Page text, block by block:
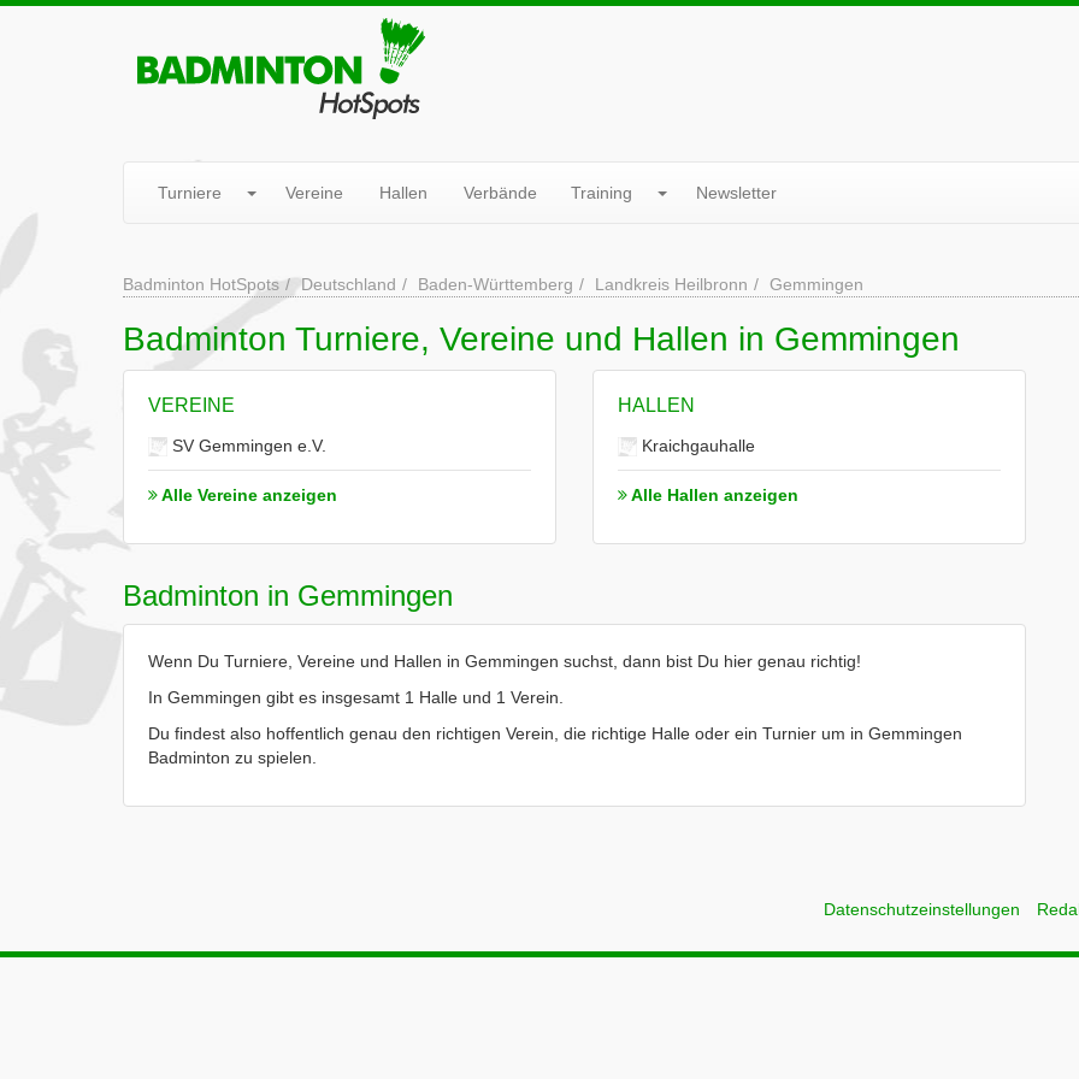
Turniere Vereine Hallen Verbände Training Newsletter
Badminton HotSpots Deutschland Baden-Württemberg Landkreis Heilbronn Gemmingen
Badminton Turniere, Vereine und Hallen in Gemmingen
VEREINE
SV Gemmingen e.V.
Alle Vereine anzeigen
HALLEN
Kraichgauhalle
Alle Hallen anzeigen
Badminton in Gemmingen
Wenn Du Turniere, Vereine und Hallen in Gemmingen suchst, dann bist Du hier genau richtig!
In Gemmingen gibt es insgesamt 1 Halle und 1 Verein.
Du findest also hoffentlich genau den richtigen Verein, die richtige Halle oder ein Turnier um in Gemmingen
Badminton zu spielen.
Datenschutzeinstellungen